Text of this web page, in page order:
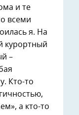
и те
всеми
я. На
курортный
–
Кто-то
а кто-то